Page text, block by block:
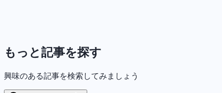
もっと記事を探す
興味のある記事を検索してみましょう